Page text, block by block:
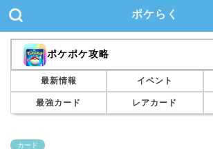
ポケらく
ポケポケ攻略
最新情報 イベント
最強カード レアカード
カード